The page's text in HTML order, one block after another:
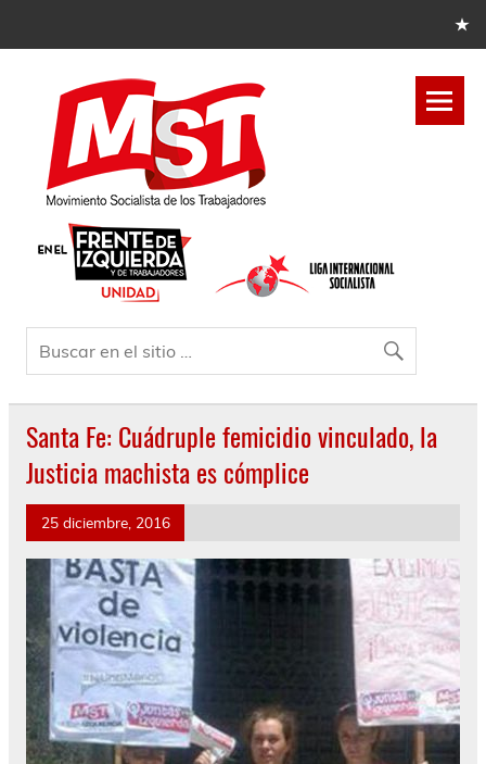
Santa Fe: Cuádruple femicidio vinculado, la
Justicia machista es cómplice
25 diciembre, 2016